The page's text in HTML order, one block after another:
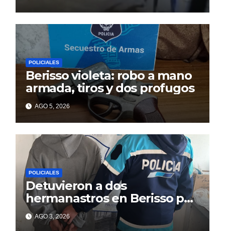
POLICIALES
Berisso violeta: robo a mano
armada, tiros y dos profugos
AGO 5, 2026
POLICIALES
Detuvieron a dos
hermanastros en Berisso por
matar a puñaladas a un
tatuador
AGO 3, 2026